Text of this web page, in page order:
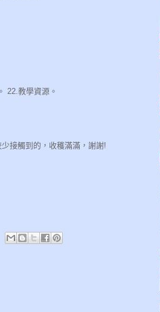
22.教學資源。
接觸到的，收穫滿滿，謝謝!